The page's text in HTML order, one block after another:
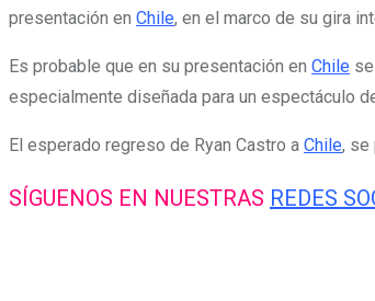
presentación en Chile, en el marco de su gira
Es probable que en su presentación en Chile
especialmente diseñada para un espectáculo
El esperado regreso de Ryan Castro a Chile, se
SÍGUENOS EN NUESTRAS REDES